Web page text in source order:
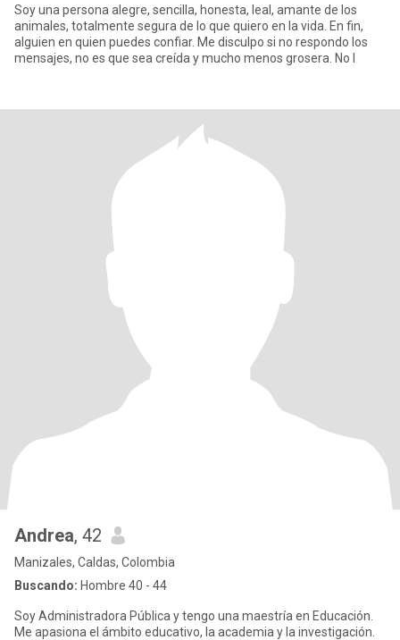
Soy una persona alegre, sencilla, honesta, leal, amante de los
animales, totalmente segura de lo que quiero en la vida. En fin,
alguien en quien puedes confiar. Me disculpo si no respondo los
mensajes, no es que sea creída y mucho menos grosera. No l
Andrea, 42
Manizales, Caldas, Colombia
Buscando: Hombre 40 - 44
Soy Administradora Pública y tengo una maestría en Educación.
Me apasiona el ámbito educativo, la academia y la investigación.